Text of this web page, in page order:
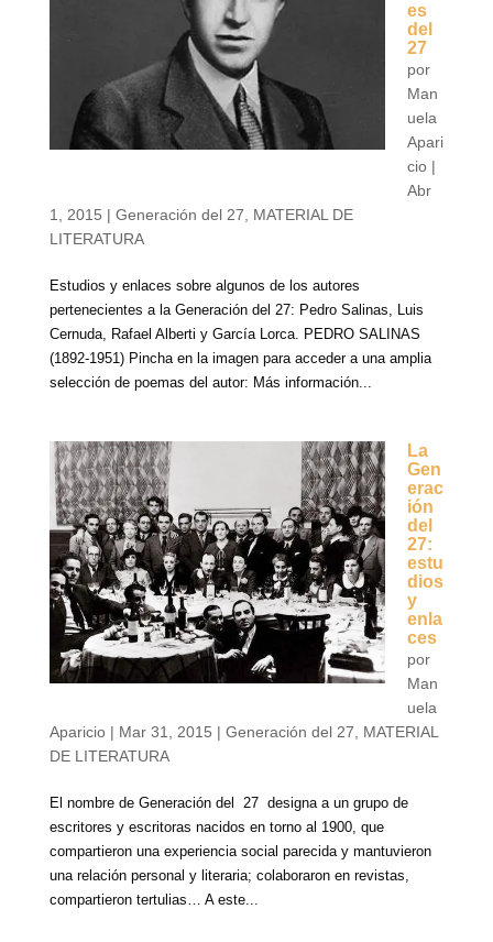
es
del
27
por
Man
uela
Apari
cio|
Abr
1, 2015 | Generación del 27
MATERIAL DE
LITERATURA
Estudios y enlaces sobre algunos de los autores
pertenecientes a la Generación del 27: Pedro Salinas, Luis
Cernuda, Rafael Alberti y García Lorca. PEDRO SALINAS
(1892-1951) Pincha en la imagen para acceder a una amplia
selección de poemas del autor: Más información...
La
Gen
erac
ión
del
27:
estu
dios
y
enla
ces
por
Man
uela
Aparicio| Mar 31, 2015 | Generación del 27
MATERIAL
DE LITERATURA
El nombre de Generación del 27 designa a un grupo de
escritores y escritoras nacidos en torno al 1900, que
compartieron una experiencia social parecida y mantuvieron
una relación personal y literaria; colaboraron en revistas,
compartieron tertulias… A este...